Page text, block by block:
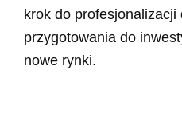
krok do profesjonalizacji
przygotowania do
nowe rynki.